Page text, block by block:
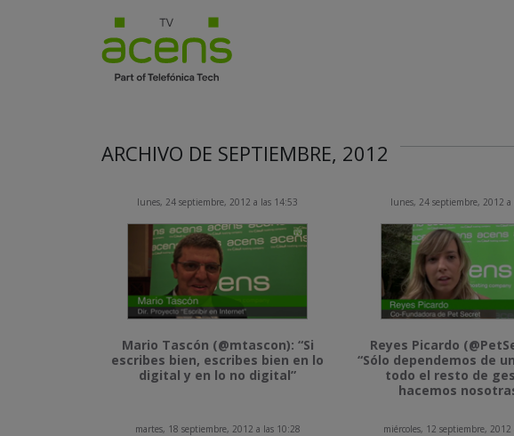
ARCHIVO DE SEPTIEMBRE, 2012
lunes, 24 septiembre, 2012 a las 14:53
Mario Tascón (@mtascon): “Si
escribes bien, escribes bien en lo
digital y en lo no digital”
lunes, 24 septiembre, 2012 a
Reyes Picardo
“Sólo dependemos de
todo el resto de
hacemos
martes, 18 septiembre, 2012 a las 10:28 miércoles, 12 septiembre, 2012